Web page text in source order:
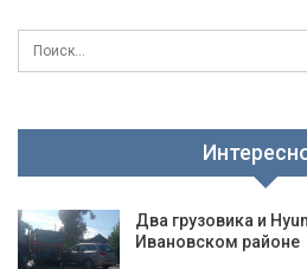
Два грузовика и
Ивановском районе